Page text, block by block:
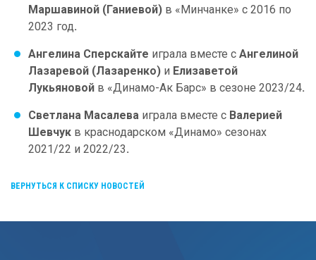
Маршавиной (Ганиевой) в «Минчанке» с 2016 по
2023 год.
Ангелина Сперскайте играла вместе с Ангелиной
Лазаревой (Лазаренко) и Елизаветой
Лукьяновой в «Динамо-Ак Барс» в сезоне 2023/24.
Светлана Масалева играла вместе с Валерией
Шевчук в краснодарском «Динамо» сезонах
2021/22 и 2022/23.
ВЕРНУТЬСЯ К СПИСКУ НОВОСТЕЙ